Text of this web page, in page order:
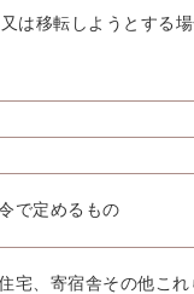
移転しようとする
で定めるもの
宅、寄宿舎その他こ